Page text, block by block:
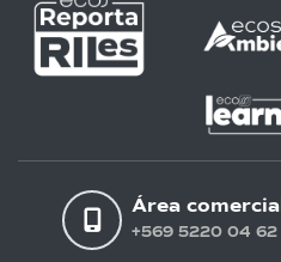
Área comercial
+569 5220 04 62